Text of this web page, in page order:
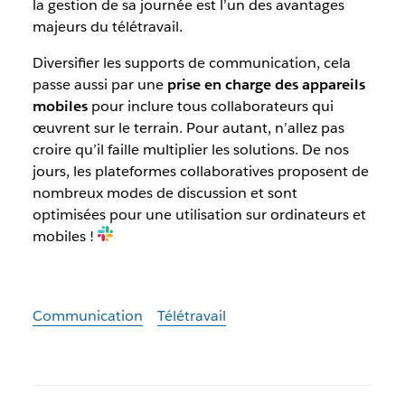
la gestion de sa journée est l’un des avantages
majeurs du télétravail.
Diversifier les supports de communication, cela
passe aussi par une prise en charge des appareils
mobilespour inclure tous collaborateurs qui
œuvrent sur le terrain. Pour autant, n’allez pas
croire qu’il faille multiplier les solutions. De nos
jours, les plateformes collaboratives proposent de
nombreux modes de discussion et sont
optimisées pour une utilisation sur ordinateurs et
mobiles !
Communication Télétravail